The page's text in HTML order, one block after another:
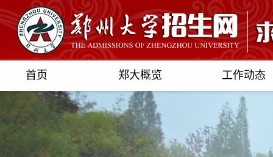
首页 郑大概览 工作动态